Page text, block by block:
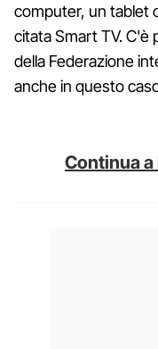
computer, un tablet
citata Smart TV. C'è
della Federazione
anche in questo
Continua